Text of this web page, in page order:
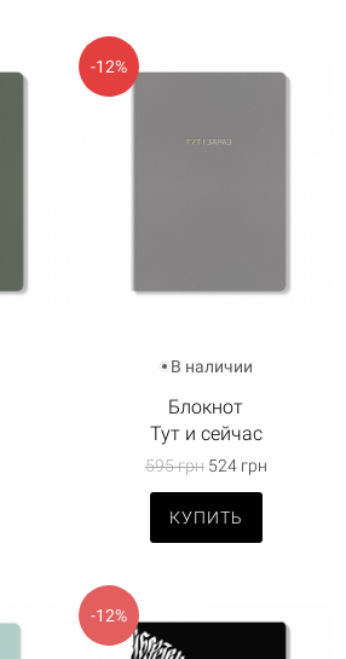
-12%
В наличии
Блокнот
Тут и сейчас
595 грн524 грн
КУПИТЬ
-12%